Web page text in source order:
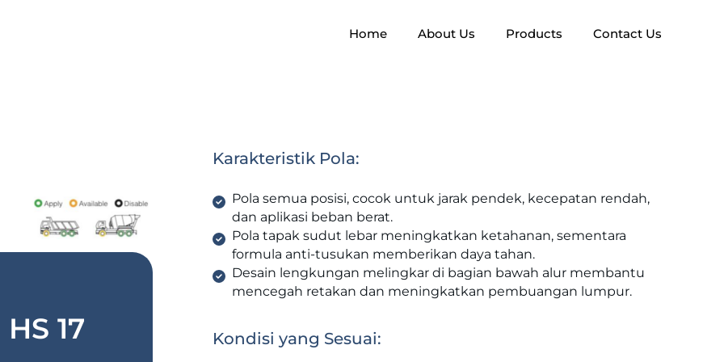
Home About Us Products Contact Us
HS 17
Karakteristik Pola:
Pola semua posisi, cocok untuk jarak pendek, kecepatan rendah,
dan aplikasi beban berat.
Pola tapak sudut lebar meningkatkan ketahanan, sementara
formula anti-tusukan memberikan daya tahan.
Desain lengkungan melingkar di bagian bawah alur membantu
mencegah retakan dan meningkatkan pembuangan lumpur.
Kondisi yang Sesuai: